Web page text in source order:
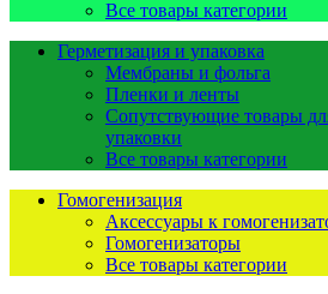
Все товары категории
Герметизация и упаковка
Мембраны и фольга
Пленки и ленты
Сопутствующие товары
упаковки
Все товары категории
Гомогенизация
Аксессуары к
Гомогенизаторы
Все товары категории